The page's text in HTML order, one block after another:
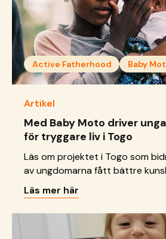
Active Fatherhood Baby
Artikel
Med Baby Moto driver
för tryggare liv i Togo
Läs om projektet i Togo som
av ungdomarna fått bättre
inom sexuell och reproduktiv
rättigheter.
Läs mer här